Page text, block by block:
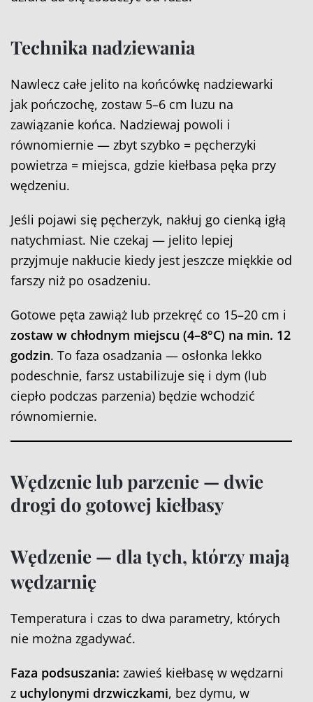
Technika nadziewania
Nawlecz całe jelito na końcówkę nadziewarki
jak pończochę, zostaw 5–6 cm luzu na
zawiązanie końca. Nadziewaj powoli i
równomiernie — zbyt szybko = pęcherzyki
powietrza = miejsca, gdzie kiełbasa pęka przy
wędzeniu.
Jeśli pojawi się pęcherzyk, nakłuj go cienką igłą
natychmiast. Nie czekaj — jelito lepiej
przyjmuje nakłucie kiedy jest jeszcze miękkie od
farszy niż po osadzeniu.
Gotowe pęta zawiąż lub przekręć co 15–20 cm i
zostaw w chłodnym miejscu (4–8°C) na min. 12
godzin. To faza osadzania — osłonka lekko
podeschnie, farsz ustabilizuje się i dym (lub
ciepło podczas parzenia) będzie wchodzić
równomiernie.
Wędzenie lub parzenie — dwie
drogi do gotowej kiełbasy
Wędzenie — dla tych, którzy mają
wędzarnię
Temperatura i czas to dwa parametry, których
nie można zgadywać.
Faza podsuszania: zawieś kiełbasę w wędzarni
z uchylonymi drzwiczkami, bez dymu, w